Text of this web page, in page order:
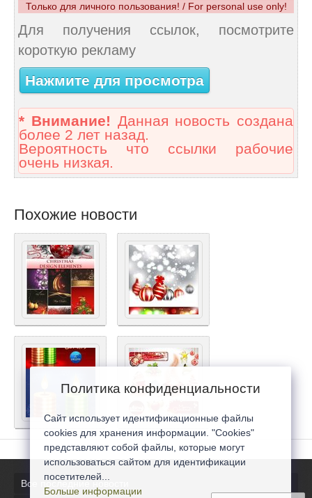
Только для личного пользования! / For personal use only!
Для получения ссылок, посмотрите
короткую рекламу
Нажмите для просмотра
* Внимание! Данная новость создана
более 2 лет назад.
Вероятность что ссылки рабочие
очень низкая.
Похожие новости
Все последние новости
Политика конфиденциальности
Сайт использует идентификационные файлы
cookies для хранения информации. "Cookies"
представляют собой файлы, которые могут
использоваться сайтом для идентификации
посетителей...
Больше информации